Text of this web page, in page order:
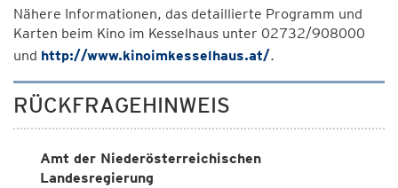
Nähere Informationen, das detaillierte Programm und
Karten beim Kino im Kesselhaus unter 02732/908000
und http://www.kinoimkesselhaus.at/.
RÜCKFRAGEHINWEIS
Amt der Niederösterreichischen
Landesregierung